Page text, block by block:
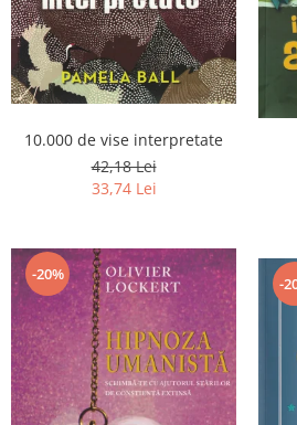
Literatura
Psihologie
Sanatate
Stiinta
10.000 de vise interpretate
42,18 Lei
33,74 Lei
-20% -